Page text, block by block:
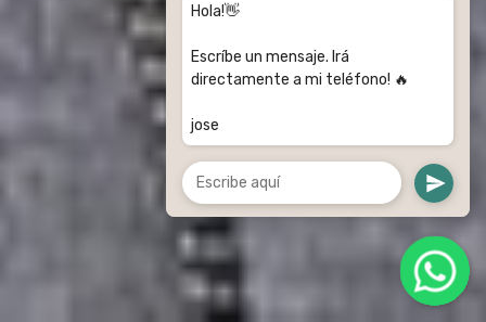
Hola!👋
Escríbe un mensaje. Irá
directamente a mi teléfono! 🔥
jose